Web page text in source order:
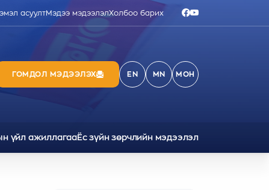
асуултМэдээ мэдээлэлХолбоо барих
ГОМДОЛ МЭДЭЭЛЭХ EN MN МОН
үйл ажиллагааЁс зүйн зөрчлийн мэдээлэл